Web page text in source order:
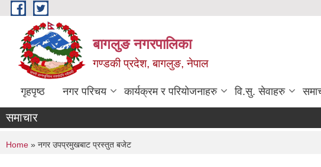
Skip to main content
बागलुङ नगरपालिका
गण्डकी प्रदेश, बागलुङ, नेपाल
गृहपृष्ठ नगर परिचय कार्यक्रम र परियोजनाहरु वि.सु. सेवाहरु
समाचार
You are here
Home » नगर उपप्रमुखबाट प्रस्तुत बजेट